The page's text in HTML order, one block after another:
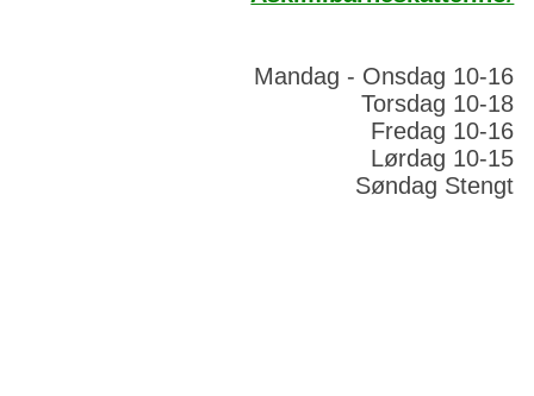
Mandag - Onsdag 10-16
Torsdag 10-18
Fredag 10-16
Lørdag 10-15
Søndag Stengt